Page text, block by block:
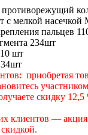
с мелкой насечкой
пальцев
234шт
шт
приобретая
скидку 12,5
клиентов — акция